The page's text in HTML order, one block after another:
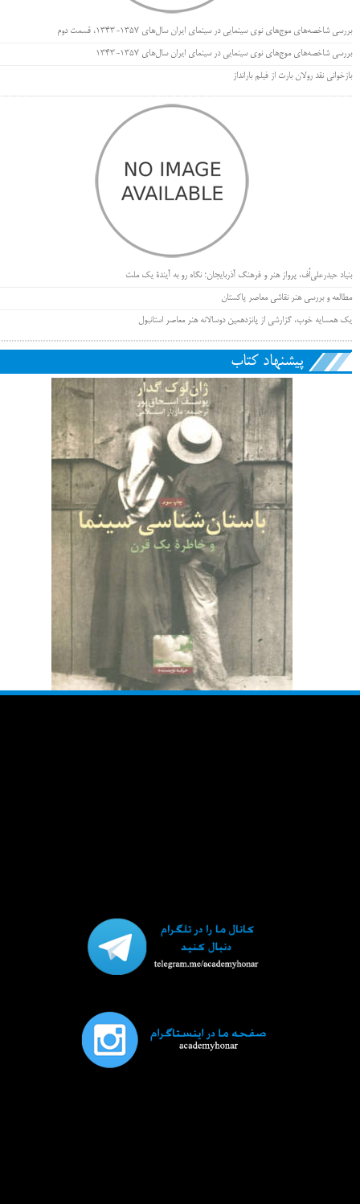
بررسی شاخصه‌های موج‌های نوی سینمایی در سینمای ایران سال‌های 1357-1343، قسمت دوم
بررسی شاخصه‌های موج‌های نوی سینمایی در سینمای ایران سال‌های 1357-1343
بازخوانی نقد رولان بارت از فیلم بارانداز
بنیاد حیدرعلی‌اُف، پرواز هنر و فرهنگ آذربایجان؛ نگاه رو به آیندۀ یک ملت
مطالعه و بررسی هنر نقاشی معاصر پاکستان
یک همسایه خوب، گزارشی از پانزدهمین دوسالانه هنر معاصر استانبول
پیشنهاد کتاب